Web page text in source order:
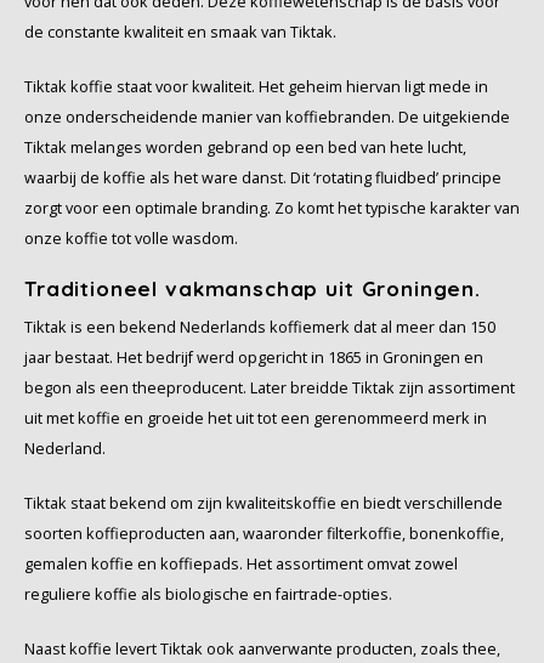
de constante kwaliteit en smaak van Tiktak.
Tiktak koffie staat voor kwaliteit. Het geheim hiervan ligt mede in
onze onderscheidende manier van koffiebranden. De uitgekiende
Tiktak melanges worden gebrand op een bed van hete lucht,
waarbij de koffie als het ware danst. Dit ‘rotating fluidbed’ principe
zorgt voor een optimale branding. Zo komt het typische karakter van
onze koffie tot volle wasdom.
Traditioneel vakmanschap uit Groningen.
Tiktak is een bekend Nederlands koffiemerk dat al meer dan 150
jaar bestaat. Het bedrijf werd opgericht in 1865 in Groningen en
begon als een theeproducent. Later breidde Tiktak zijn assortiment
uit met koffie en groeide het uit tot een gerenommeerd merk in
Nederland.
Tiktak staat bekend om zijn kwaliteitskoffie en biedt verschillende
soorten koffieproducten aan, waaronder filterkoffie, bonenkoffie,
gemalen koffie en koffiepads. Het assortiment omvat zowel
reguliere koffie als biologische en fairtrade-opties.
Naast koffie levert Tiktak ook aanverwante producten, zoals thee,